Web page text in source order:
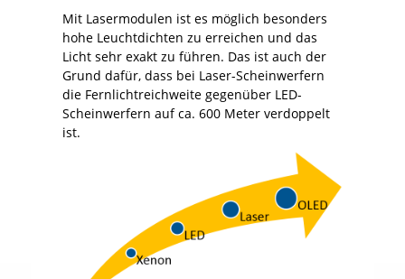
Mit Lasermodulen ist es möglich besonders
hohe Leuchtdichten zu erreichen und das
Licht sehr exakt zu führen. Das ist auch der
Grund dafür, dass bei Laser-Scheinwerfern
die Fernlichtreichweite gegenüber LED-
Scheinwerfern auf ca. 600 Meter verdoppelt
ist.